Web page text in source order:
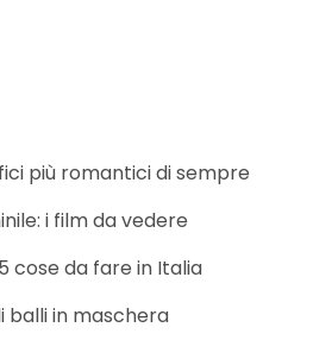
più romantici di sempre
i film da vedere
cose da fare in Italia
balli in maschera